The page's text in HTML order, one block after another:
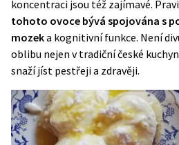
koncentraci jsou též zajímavé.
tohoto ovoce bývá spojována s
mozeka kognitivní funkce. Není
oblibu nejen v tradiční české
snaží jíst pestřeji a zdravěji.